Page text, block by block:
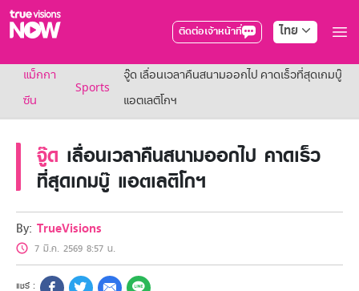
ติดต่อเจ้าหน้าที่ ไทย
True AF2026
แพ็กเกจ
NOW SPORTS
NOW Muay Thai
แพ็กเกจทรูวิชันส์นาวทั้งหมด
เคเบิลและจานดาวเทียม
สิทธิพิเศษ
สิทธิพิเศษลูกค้าทรูวิชั่นส์
Showtime
HoReCa
แพ็กเกจสำหรับผู้ประกอบการ
แม็กกา
ซีน
Sports
จู๊ด เลื่อนเวลาคืนสนามออกไป คาดเร็วที่สุดเกมบู๊
แอตเลติโกฯ
จู๊ด เลื่อนเวลาคืนสนามออกไป คาดเร็ว
ที่สุดเกมบู๊ แอตเลติโกฯ
By: TrueVisions
7 มี.ค. 2569 8:57 น.